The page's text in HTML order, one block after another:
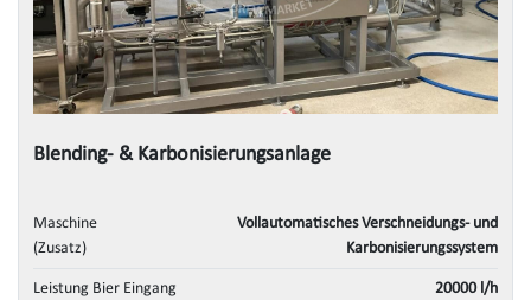
Blending- & Karbonisierungsanlage
Maschine
(Zusatz)
Vollautomatisches Verschneidungs- und
Karbonisierungssystem
Leistung Bier Eingang 20000 l/h